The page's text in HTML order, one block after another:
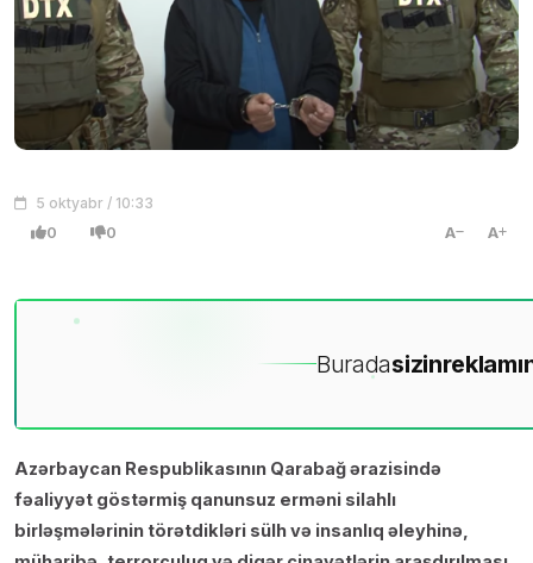
5 oktyabr / 10:33
0 0 A A
Buradasizin
Azərbaycan Respublikasının Qarabağ ərazisində
fəaliyyət göstərmiş qanunsuz erməni silahlı
birləşmələrinin törətdikləri sülh və insanlıq əleyhinə,